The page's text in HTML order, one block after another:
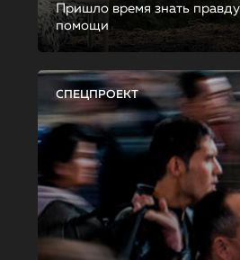
Пришло время знать
помощи
СПЕЦПРОЕКТ